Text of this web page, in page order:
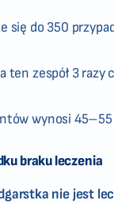
się do 350
ten zespół 3 razy
wynosi
braku leczenia
nie jest